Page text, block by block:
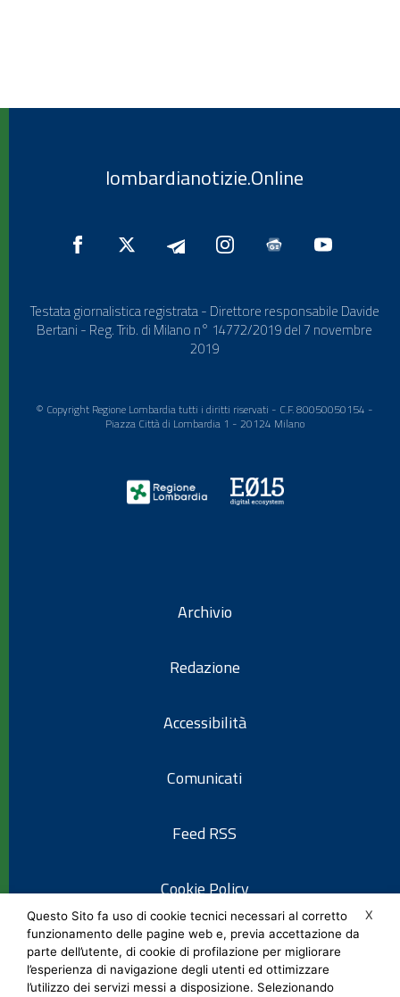
lombardianotizie.Online
Testata giornalistica registrata - Direttore responsabile Davide
Bertani - Reg. Trib. di Milano n° 14772/2019 del 7 novembre
2019
© Copyright Regione Lombardia tutti i diritti riservati - C.F. 80050050154 -
Piazza Città di Lombardia 1 - 20124 Milano
Archivio
Redazione
Accessibilità
Comunicati
Feed RSS
Cookie Policy
Informativa privacy
X
Questo Sito fa uso di cookie tecnici necessari al corretto
funzionamento delle pagine web e, previa accettazione da
parte dell’utente, di cookie di profilazione per migliorare
l’esperienza di navigazione degli utenti ed ottimizzare
l’utilizzo dei servizi messi a disposizione. Selezionando